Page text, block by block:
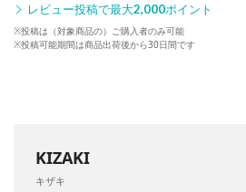
レビュー投稿で最大2,000ポイント
※投稿は（対象商品の）ご購入者のみ可能
※投稿可能期間は商品出荷後から30日間です
KIZAKI
キザキ